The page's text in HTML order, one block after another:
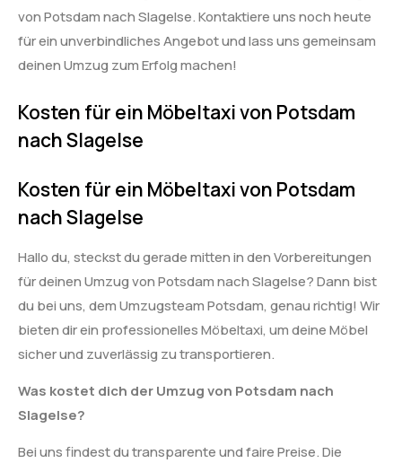
von Potsdam nach Slagelse. Kontaktiere uns noch heute
für ein unverbindliches Angebot und lass uns gemeinsam
deinen Umzug zum Erfolg machen!
Kosten für ein Möbeltaxi von Potsdam
nach Slagelse
Kosten für ein Möbeltaxi von Potsdam
nach Slagelse
Hallo du, steckst du gerade mitten in den Vorbereitungen
für deinen Umzug von Potsdam nach Slagelse? Dann bist
du bei uns, dem Umzugsteam Potsdam, genau richtig! Wir
bieten dir ein professionelles Möbeltaxi, um deine Möbel
sicher und zuverlässig zu transportieren.
Was kostet dich der Umzug von Potsdam nach
Slagelse?
Bei uns findest du transparente und faire Preise. Die